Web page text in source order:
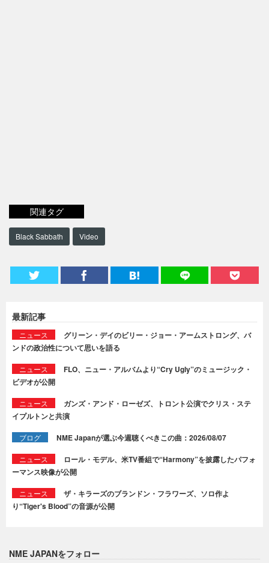
関連タグ
Black Sabbath Video
最新記事
ニュース
グリーン・デイのビリー・ジョー・アームストロング、バ
ンドの政治性について思いを語る
ニュース
FLO、ニュー・アルバムより“Cry Ugly”のミュージック・
ビデオが公開
ニュース
ガンズ・アンド・ローゼズ、トロント公演でクリス・ステ
イプルトンと共演
ブログ NME Japanが選ぶ今週聴くべきこの曲：2026/08/07
ニュース
ロール・モデル、米TV番組で“Harmony”を披露したパフォ
ーマンス映像が公開
ニュース
ザ・キラーズのブランドン・フラワーズ、ソロ作よ
り“Tiger's Blood”の音源が公開
NME JAPANをフォロー